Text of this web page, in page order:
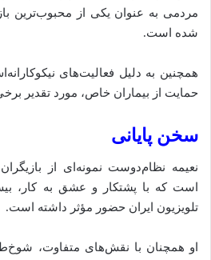
مردمی به عنوان یکی از محبوب‌ترین
شده است.
همچنین به دلیل فعالیت‌های
حمایت از بیماران خاص، مورد تقدیر
سخن پایانی
نعیمه نظام‌دوست نمونه‌ای از
است که با پشتکار و عشق به کار،
تلویزیون ایران حضور مؤثر داشته است.
او همچنان با نقش‌های متفاوت،